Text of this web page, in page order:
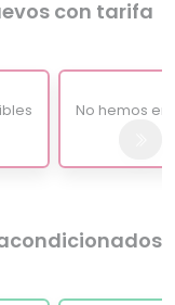
con tarifa
No hemos